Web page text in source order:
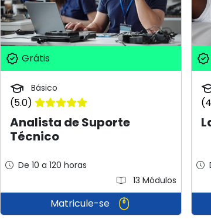
Grátis
Básico
(5.0)
Analista de Suporte
Técnico
De 10 a 120 horas
13 Módulos
Matricule-se